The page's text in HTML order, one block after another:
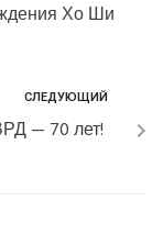
Хо Ши
СЛЕДУЮЩИЙ
— 70 лет!